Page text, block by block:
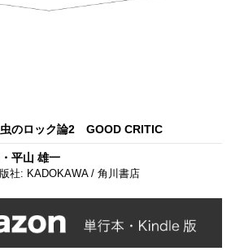
のロック論2 GOOD CRITIC
平山 雄一
社: KADOKAWA / 角川書店